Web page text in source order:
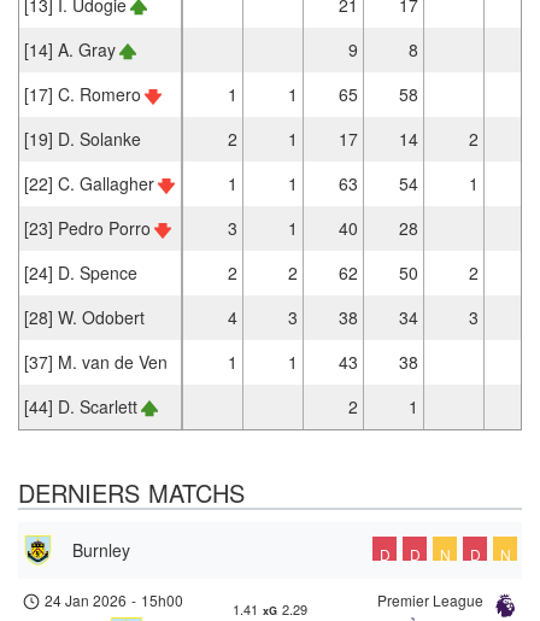
[14] A. Gray
9
8
[17] C. Romero
1 1 65 58
[19] D. Solanke
2 1 17 14 2
[22] C. Gallagher
1 1 63 54
1
[23] Pedro Porro
3 1 40 28
[24] D. Spence
2 2 62 50 2
[28] W. Odobert
4 3 38 34 3
[37] M. van de Ven
1 1 43 38
[44] D. Scarlett
2 1
DERNIERS MATCHS
Burnley D D N D N
Premier League
24 Jan 2026 - 15h00 1.41 xG 2.29